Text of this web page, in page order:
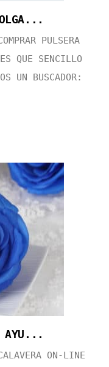
PULSERA
QUE SENCILLO
UN BUSCADOR:
AYU...
ON-LINE